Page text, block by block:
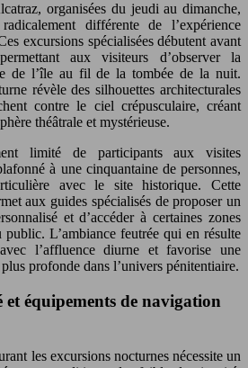
organisées du jeudi au dimanche,
différente de l’expérience
excursions spécialisées débutent avant
aux visiteurs d’observer la
de l’île au fil de la tombée de la nuit.
révèle des silhouettes architecturales
contre le ciel crépusculaire, créant
théâtrale et mystérieuse.
limité de participants aux visites
à une cinquantaine de personnes,
avec le site historique. Cette
aux guides spécialisés de proposer un
et d’accéder à certaines zones
public. L’ambiance feutrée qui en résulte
avec l’affluence diurne et favorise une
profonde dans l’univers pénitentiaire.
et équipements de navigation
les excursions nocturnes nécessite un